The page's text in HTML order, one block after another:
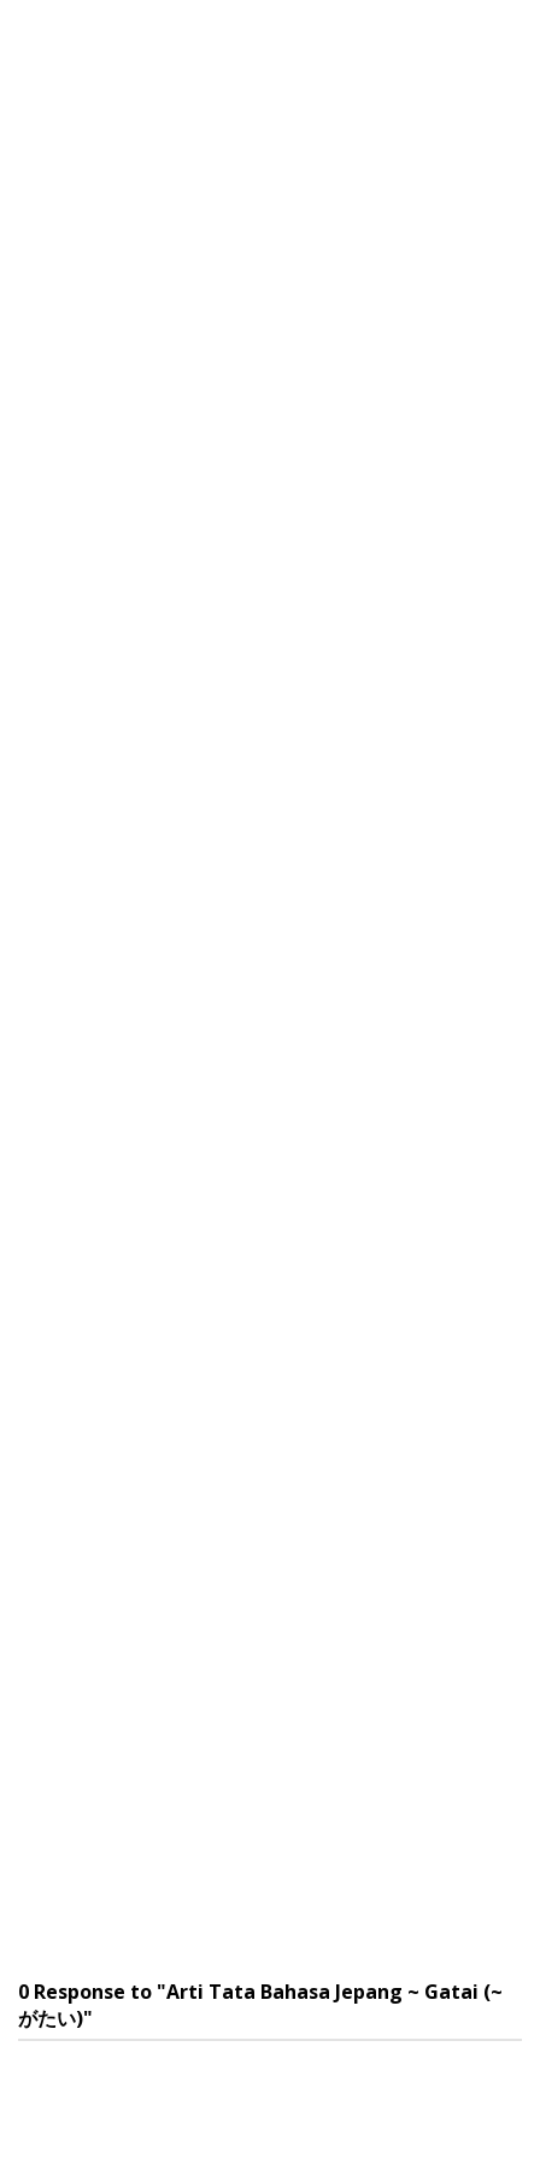
0 Response to "Arti Tata Bahasa Jepang ~ Gatai (~
がたい)"